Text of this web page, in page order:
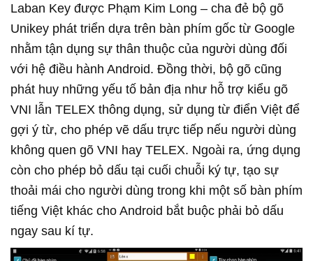
Laban Key được Phạm Kim Long – cha đẻ bộ gõ
Unikey phát triển dựa trên bàn phím gốc từ Google
nhằm tận dụng sự thân thuộc của người dùng đối
với hệ điều hành Android. Đồng thời, bộ gõ cũng
phát huy những yếu tố bản địa như hỗ trợ kiểu gõ
VNI lẫn TELEX thông dụng, sử dụng từ điển Việt để
gợi ý từ, cho phép vẽ dấu trực tiếp nếu người dùng
không quen gõ VNI hay TELEX. Ngoài ra, ứng dụng
còn cho phép bỏ dấu tại cuối chuỗi ký tự, tạo sự
thoải mái cho người dùng trong khi một số bàn phím
tiếng Việt khác cho Android bắt buộc phải bỏ dấu
ngay sau kí tự.